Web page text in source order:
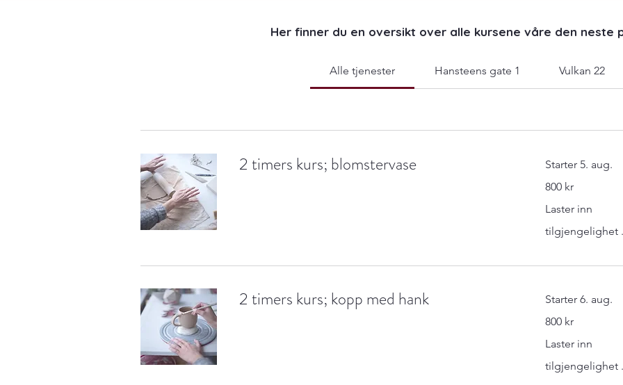
Alle tjenester Hansteens gate 1 Vulkan 22
2 timers kurs; blomstervase Starter 5. aug.
norske
800 kr
Laster inn
tilgjengelighet
2 timers kurs; kopp med hank Starter 6. aug.
norske
800 kr
Laster inn
tilgjengelighet
Her finner du en oversikt over alle kursene våre den neste